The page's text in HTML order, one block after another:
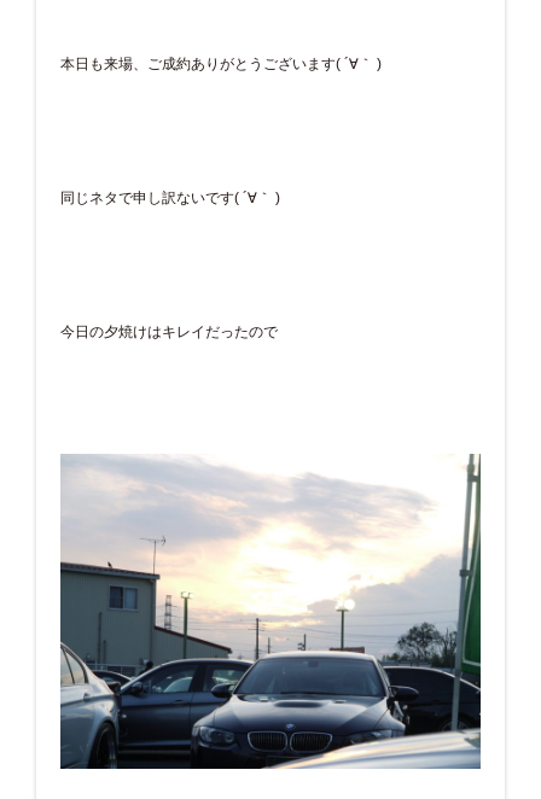
本日も来場、ご成約ありがとうございます( ´∀｀ )
同じネタで申し訳ないです( ´∀｀ )
今日の夕焼けはキレイだったので